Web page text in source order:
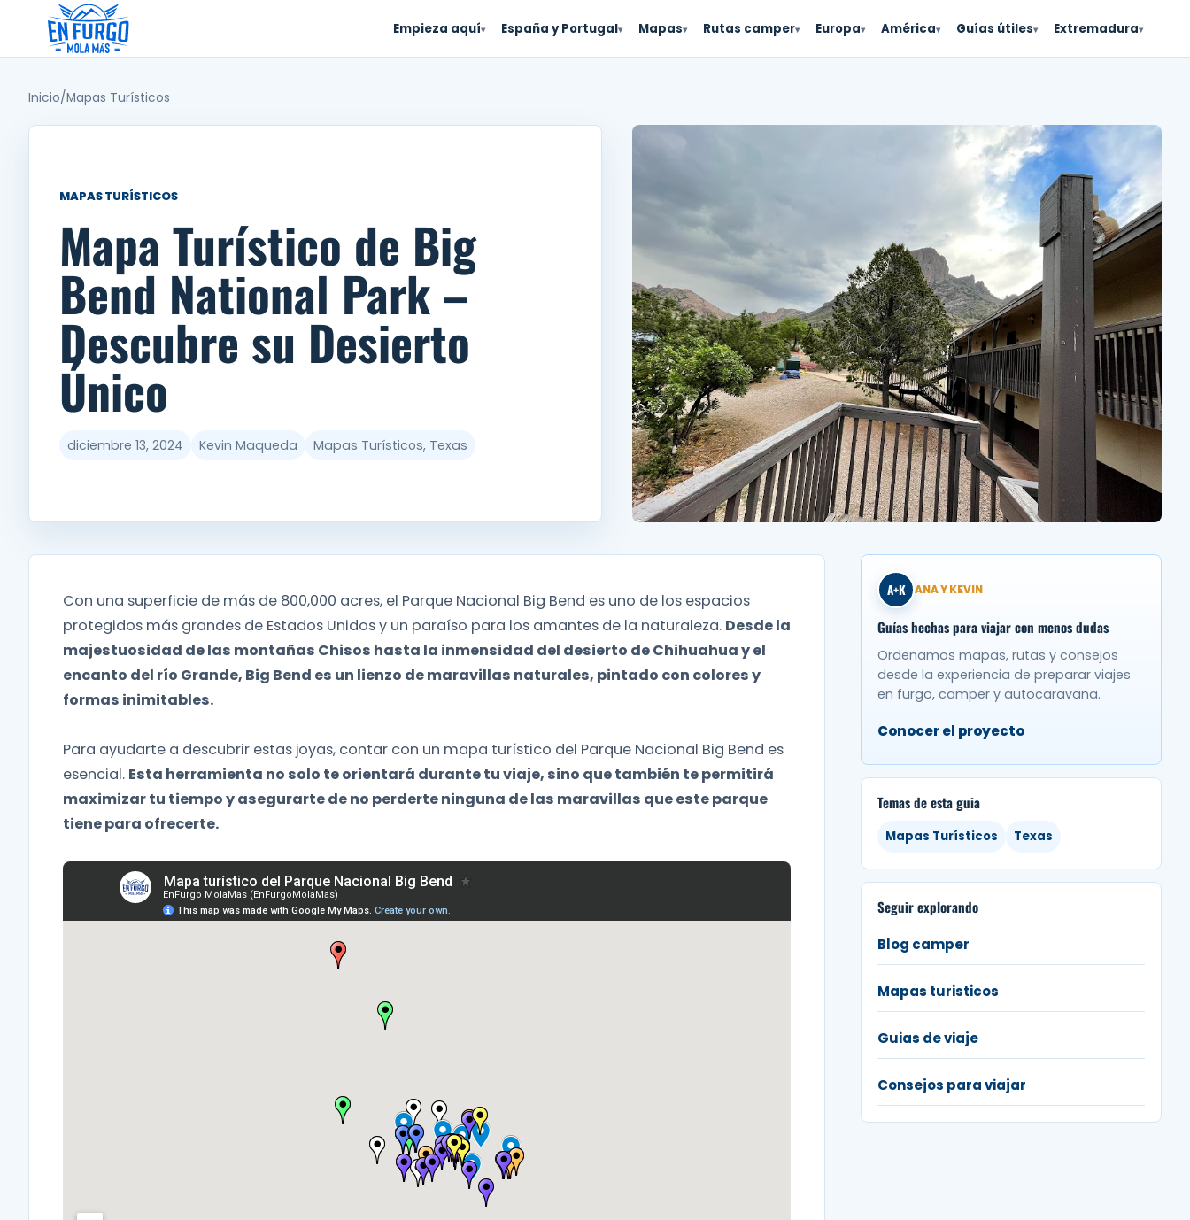
contenido
Empieza aquí▾ España y Portugal▾ Mapas▾ Rutas camper▾ Europa▾ América▾ Guías útiles▾ Extremadura▾
Inicio/Mapas Turísticos
MAPAS TURÍSTICOS
Mapa Turístico de Big
Bend National Park –
Descubre su Desierto
Único
diciembre 13, 2024 Kevin Maqueda Mapas Turísticos, Texas
Con una superficie de más de 800,000 acres, el Parque Nacional Big Bend es uno de los espacios
protegidos más grandes de Estados Unidos y un paraíso para los amantes de la naturaleza. Desde la
majestuosidad de las montañas Chisos hasta la inmensidad del desierto de Chihuahua y el
encanto del río Grande, Big Bend es un lienzo de maravillas naturales, pintado con colores y
formas inimitables.
Para ayudarte a descubrir estas joyas, contar con un mapa turístico del Parque Nacional Big Bend es
esencial. Esta herramienta no solo te orientará durante tu viaje, sino que también te permitirá
maximizar tu tiempo y asegurarte de no perderte ninguna de las maravillas que este parque
tiene para ofrecerte.
A+K ANA Y KEVIN
Guías hechas para viajar con menos dudas
Ordenamos mapas, rutas y consejos
desde la experiencia de preparar viajes
en furgo, camper y autocaravana.
Conocer el proyecto
Temas de esta guia
Mapas Turísticos Texas
Seguir explorando
Blog camper
Mapas turisticos
Guias de viaje
Consejos para viajar